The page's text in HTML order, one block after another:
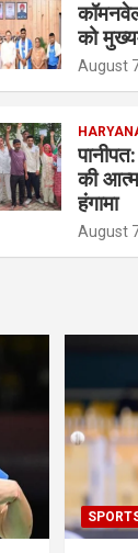
को
August
की
हंगामा
August